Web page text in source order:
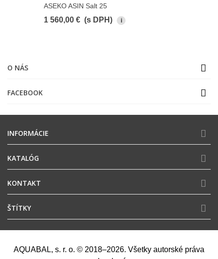
ASEKO ASIN Salt 25
1 560,00 € (s DPH) i
O NÁS
FACEBOOK
INFORMÁCIE
KATALÓG
KONTAKT
ŠTÍTKY
AQUABAL, s. r. o. © 2018–2026. Všetky autorské práva